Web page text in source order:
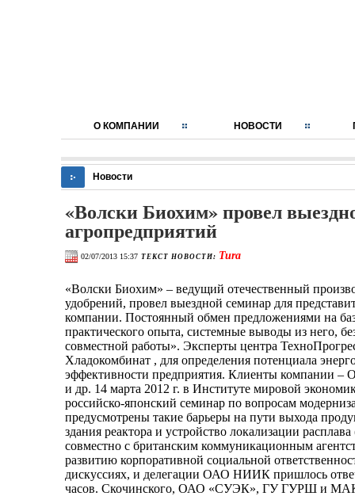
О КОМПАНИИ НОВОСТИ
Новости
«Волски Биохим» провел
агропредприятий
02/07/2013 15:37 ТЕКСТ НОВОСТИ: Tura
«Волски Биохим» – ведущий отечественный
удобрений, провел выездной семинар для
компании. Постоянный обмен предложениями на
практического опыта, системные выводы из него,
совместной работы». Эксперты центра
Хладокомбинат , для определения потенциала
эффективности предприятия. Клиенты
и др. 14 марта 2012 г. в Институте мировой
российско-японский семинар по вопросам
предусмотрены такие барьеры на пути выхода
здания реактора и устройство локализации
совместно с британским коммуникационным
развитию корпоративной социальной
дискуссиях, и делегации ОАО НИИК пришлось
часов. Скочинского, ОАО «СУЭК», ГУ ГУРШ и